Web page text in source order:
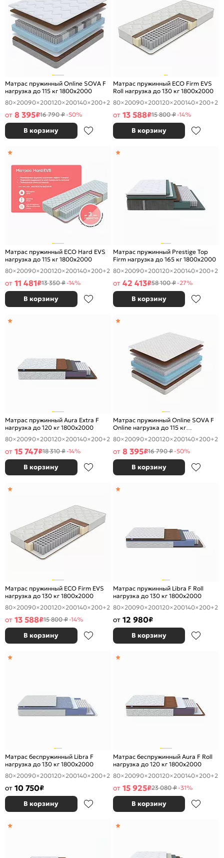
Матрас пружинный Online SOVA F
нагрузка до 115 кг 1800x2000
80×20090×200120×200140×200+2
от 8 395₽16 790 ₽-50%
В корзину
Матрас пружинный ECO Firm EVS
Roll нагрузка до 130 кг 1800x2000
80×20090×200120×200140×200+2
от 13 588₽15 800 ₽-14%
В корзину
Матрас пружинный ECO Hard EVS
нагрузка до 115 кг 1800x2000
80×20090×200120×200140×200+2
от 11 481₽13 350 ₽-14%
В корзину
Матрас пружинный Prestige Top
Firm нагрузка до 165 кг 1800x2000
80×20090×200120×200140×200+2
от 42 413₽58 100 ₽-27%
В корзину
Матрас пружинный Aura Extra F
нагрузка до 120 кг 1800x2000
80×20090×200120×200140×200+2
от 15 747₽18 310 ₽-14%
В корзину
Матрас пружинный Online SOVA F
Online нагрузка до 115 кг
1800x2000
80×20090×200120×200140×200+2
от 8 395₽16 790 ₽-50%
В корзину
Матрас пружинный ECO Firm EVS
нагрузка до 130 кг 1800x2000
80×20090×200120×200140×200+2
от 13 588₽15 800 ₽-14%
В корзину
Матрас пружинный Libra F Roll
нагрузка до 130 кг 1800x2000
80×20090×200120×200140×200+2
от 12 980₽
В корзину
Матрас беспружинный Libra F
нагрузка до 130 кг 1800x2000
80×20090×200120×200140×200+2
от 10 750₽
В корзину
Матрас беспружинный Aura F Roll
нагрузка до 120 кг 1800x2000
80×20090×200120×200140×200+2
от 15 925₽23 080 ₽-31%
В корзину